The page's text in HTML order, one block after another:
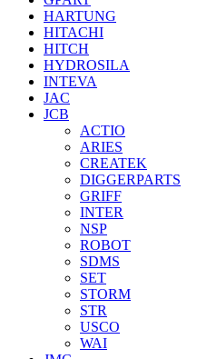
HARTUNG
HITACHI
HITCH
HYDROSILA
INTEVA
JAC
JCB
ACTIO
ARIES
CREATEK
DIGGERPARTS
GRIFF
INTER
NSP
ROBOT
SDMS
SET
STORM
STR
USCO
WAI